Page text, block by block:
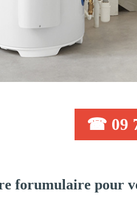
☎ 09
forumulaire pour